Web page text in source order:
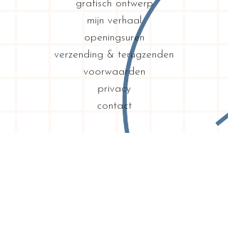
grafisch ontwerp
mijn verhaal
openingsuren
verzending & terugzenden
voorwaarden
privacy
contact